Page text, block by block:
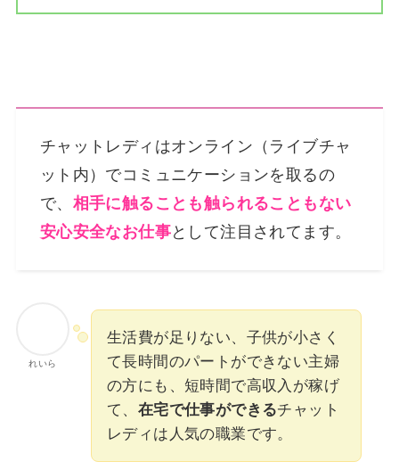
チャットレディはオンライン（ライブチャ
ット内）でコミュニケーションを取るの
で、 相手に触ることも触られることもない
安心安全なお仕事として注目されてます。
れいら
生活費が足りない、子供が小さく
て長時間のパートができない主婦
の方にも、短時間で高収入が稼げ
て、 在宅で仕事ができるチャット
レディは人気の職業です。